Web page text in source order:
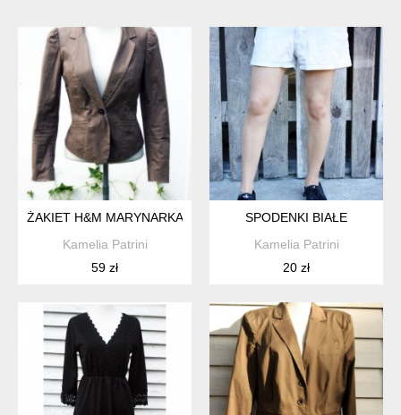
ŻAKIET H&M MARYNARKA
Kamelia Patrini
59 zł
SPODENKI BIAŁE
Kamelia Patrini
20 zł